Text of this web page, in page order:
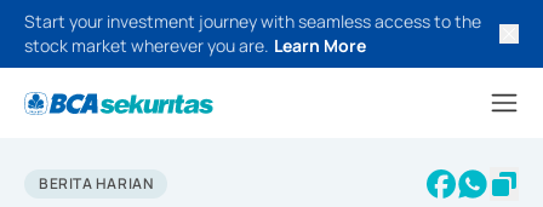
Start your investment journey with seamless access to the
stock market wherever you are. Learn More
BERITA HARIAN